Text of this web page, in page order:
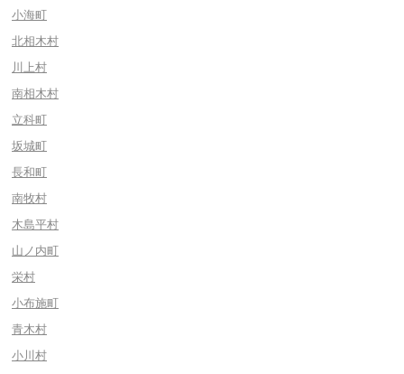
小海町
北相木村
川上村
南相木村
立科町
坂城町
長和町
南牧村
木島平村
山ノ内町
栄村
小布施町
青木村
小川村